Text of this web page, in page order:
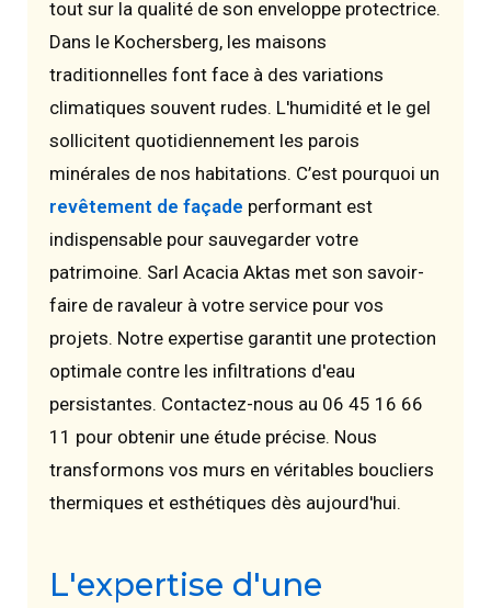
tout sur la qualité de son enveloppe protectrice.
Dans le Kochersberg, les maisons
traditionnelles font face à des variations
climatiques souvent rudes. L'humidité et le gel
sollicitent quotidiennement les parois
minérales de nos habitations. C’est pourquoi un
revêtement de façade performant est
indispensable pour sauvegarder votre
patrimoine. Sarl Acacia Aktas met son savoir-
faire de ravaleur à votre service pour vos
projets. Notre expertise garantit une protection
optimale contre les infiltrations d'eau
persistantes. Contactez-nous au 06 45 16 66
11 pour obtenir une étude précise. Nous
transformons vos murs en véritables boucliers
thermiques et esthétiques dès aujourd'hui.
L'expertise d'une